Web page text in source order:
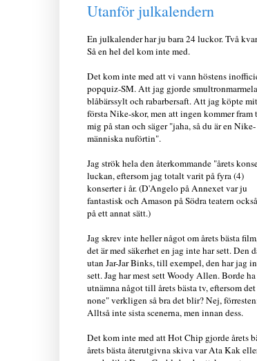
Utanför julkalendern
En julkalender har ju bara 24 luckor. Två
Så en hel del kom inte med.
Det kom inte med att vi vann höstens
popquiz-SM. Att jag gjorde
blåbärssylt och rabarbersaft. Att jag köpte
första Nike-skor, men att ingen kommer fram
mig på stan och säger "jaha, så du är en Nike-
människa nuförtin".
Jag strök hela den återkommande "årets
luckan, eftersom jag totalt varit på fyra (4)
konserter i år. (D'Angelo på Annexet var ju
fantastisk och Amason på Södra teatern
på ett annat sätt.)
Jag skrev inte heller något om årets bästa
det är med säkerhet en jag inte har sett. Den
utan Jar-Jar Binks, till exempel, den har jag
sett. Jag har mest sett Woody Allen. Borde
utnämna något till årets bästa tv, eftersom
none" verkligen så bra det blir? Nej,
Alltså inte sista scenerna, men innan dess.
Det kom inte med att Hot Chip gjorde årets
årets bästa återutgivna skiva var Ata Kak